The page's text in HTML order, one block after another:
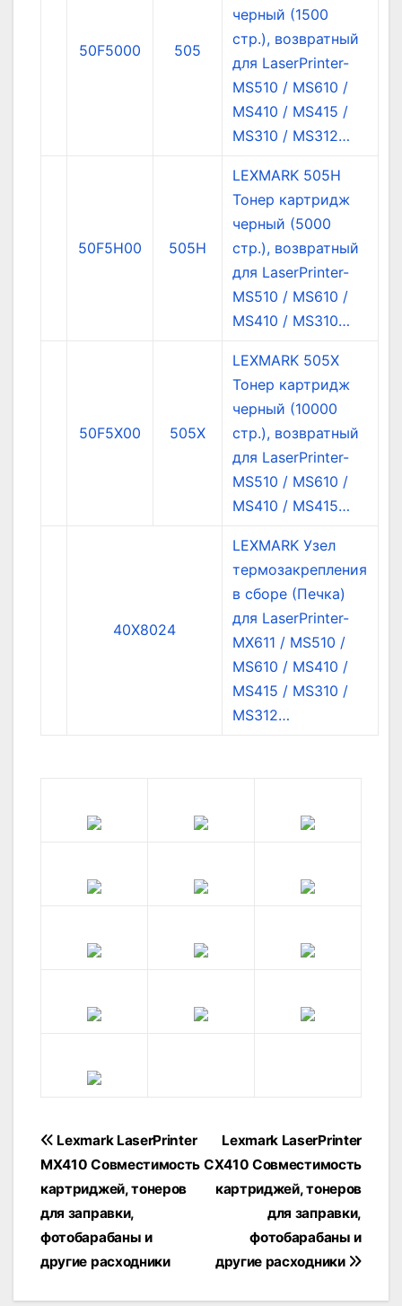
50F5000 505
черный (1500
стр.), возвратный
для LaserPrinter-
MS510 / MS610 /
MS410 / MS415 /
MS310 / MS312…
50F5H00 505H
LEXMARK 505H
Тонер картридж
черный (5000
стр.), возвратный
для LaserPrinter-
MS510 / MS610 /
MS410 / MS310…
50F5X00 505X
LEXMARK 505X
Тонер картридж
черный (10000
стр.), возвратный
для LaserPrinter-
MS510 / MS610 /
MS410 / MS415…
40X8024
LEXMARK Узел
термозакрепления
в сборе (Печка)
для LaserPrinter-
MX611 / MS510 /
MS610 / MS410 /
MS415 / MS310 /
MS312…
Навігація
записів
Lexmark LaserPrinter
CX410 Совместимость
картриджей, тонеров
для заправки,
фотобарабаны и
другие расходники
Lexmark LaserPrinter
MX410 Совместимость
картриджей, тонеров
для заправки,
фотобарабаны и
другие расходники